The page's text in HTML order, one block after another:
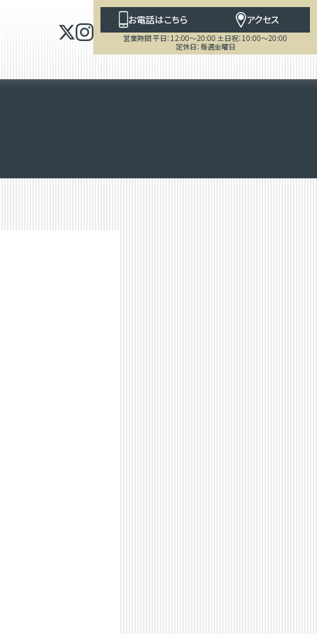
お電話はこちら アクセス
営業時間 平日：12:00～20:00 土日祝：10:00～20:00
定休日：毎週金曜日